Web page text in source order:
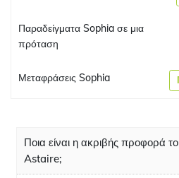
Παραδείγματα Sophia σε μια
πρόταση
Μεταφράσεις Sophia
Ποια είναι η ακριβής προφορά
Astaire;